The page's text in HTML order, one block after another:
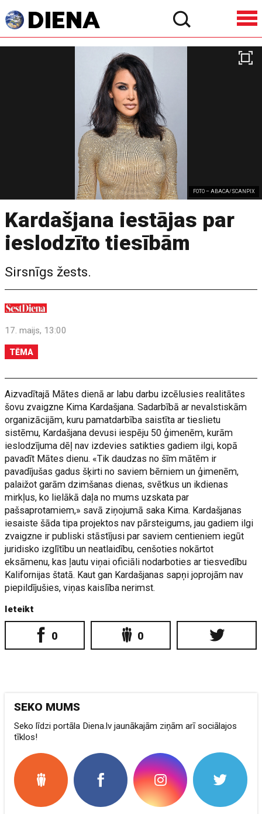
FOTO – ABACA/SCANPIX
Kardašjana iestājas par
ieslodzīto tiesībām
Sirsnīgs žests.
17. maijs, 13:00
TĒMA
Aizvadītajā Mātes dienā ar labu darbu izcēlusies realitātes
šovu zvaigzne Kima Kardašjana. Sadarbībā ar nevalstiskām
organizācijām, kuru pamatdarbība saistīta ar tieslietu
sistēmu, Kardašjana devusi iespēju 50 ģimenēm, kurām
ieslodzījuma dēļ nav izdevies satikties gadiem ilgi, kopā
pavadīt Mātes dienu. «Tik daudzas no šīm mātēm ir
pavadījušas gadus šķirti no saviem bērniem un ģimenēm,
palaižot garām dzimšanas dienas, svētkus un ikdienas
mirkļus, ko lielākā daļa no mums uzskata par
pašsaprotamiem,» savā ziņojumā saka Kima. Kardašjanas
iesaiste šāda tipa projektos nav pārsteigums, jau gadiem ilgi
zvaigzne ir publiski stāstījusi par saviem centieniem iegūt
juridisko izglītību un neatlaidību, cenšoties nokārtot
eksāmenu, kas ļautu viņai oficiāli nodarboties ar tiesvedību
Kalifornijas štatā. Kaut gan Kardašjanas sapņi joprojām nav
piepildījušies, viņas kaislība nerimst.
Ieteikt
0 0
SEKO MUMS
Seko līdzi portāla Diena.lv jaunākajām ziņām arī sociālajos
tīklos!